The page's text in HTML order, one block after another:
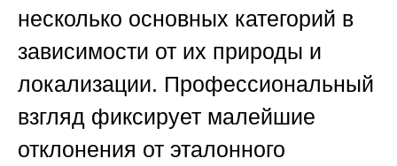
несколько основных категорий в
зависимости от их природы и
локализации. Профессиональный
взгляд фиксирует малейшие
отклонения от эталонного